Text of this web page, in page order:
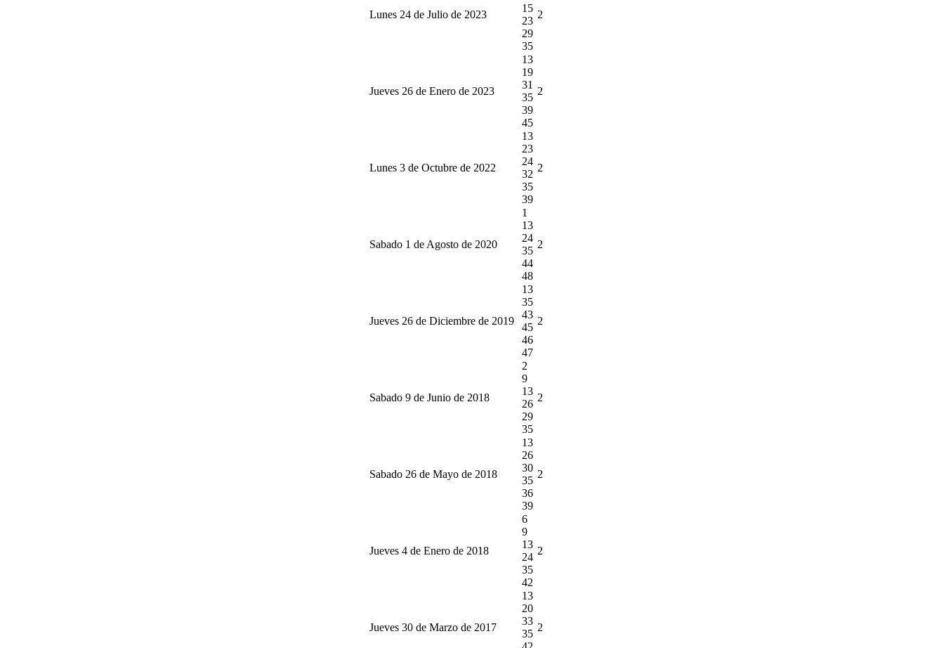
Lunes 24 de Julio de 2023
15
23
29
35
2
Jueves 26 de Enero de 2023
13
19
31
35
39
45
2
Lunes 3 de Octubre de 2022
13
23
24
32
35
39
2
Sabado 1 de Agosto de 2020
1
13
24
35
44
48
2
Jueves 26 de Diciembre de 2019
13
35
43
45
46
47
2
Sabado 9 de Junio de 2018
2
9
13
26
29
35
2
Sabado 26 de Mayo de 2018
13
26
30
35
36
39
2
Jueves 4 de Enero de 2018
6
9
13
24
35
42
2
Jueves 30 de Marzo de 2017
13
20
33
35
2